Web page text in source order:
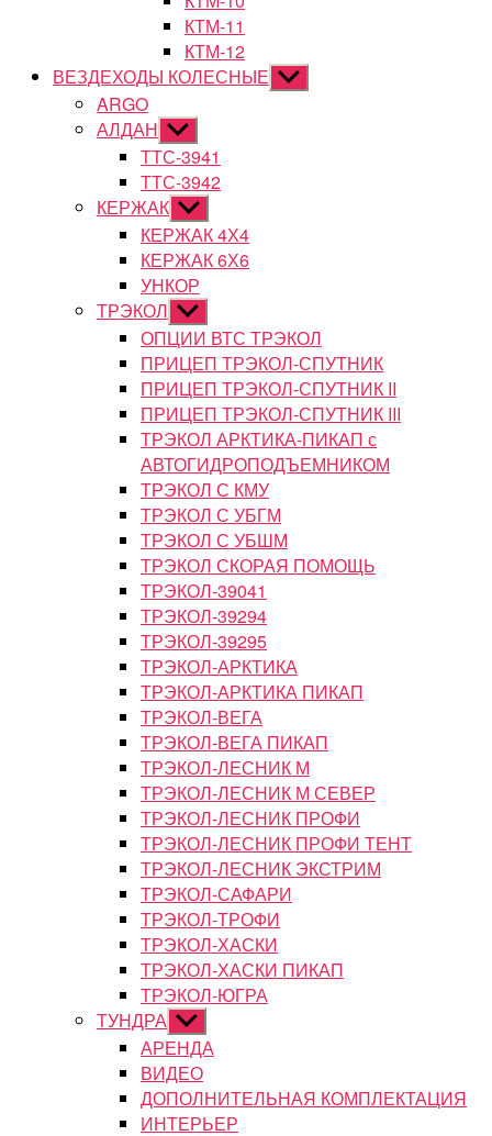
КТМ-11
КТМ-12
ВЕЗДЕХОДЫ КОЛЕСНЫЕ Показывать
подменю
ARGO
АЛДАН Показывать
подменю
ТТС-3941
ТТС-3942
КЕРЖАК Показывать
подменю
КЕРЖАК 4Х4
КЕРЖАК 6Х6
УНКОР
ТРЭКОЛ Показывать
подменю
ОПЦИИ ВТС ТРЭКОЛ
ПРИЦЕП ТРЭКОЛ-СПУТНИК
ПРИЦЕП ТРЭКОЛ-СПУТНИК II
ПРИЦЕП ТРЭКОЛ-СПУТНИК III
ТРЭКОЛ АРКТИКА-ПИКАП с
АВТОГИДРОПОДЪЕМНИКОМ
ТРЭКОЛ С КМУ
ТРЭКОЛ С УБГМ
ТРЭКОЛ С УБШМ
ТРЭКОЛ СКОРАЯ ПОМОЩЬ
ТРЭКОЛ-39041
ТРЭКОЛ-39294
ТРЭКОЛ-39295
ТРЭКОЛ-АРКТИКА
ТРЭКОЛ-АРКТИКА ПИКАП
ТРЭКОЛ-ВЕГА
ТРЭКОЛ-ВЕГА ПИКАП
ТРЭКОЛ-ЛЕСНИК М
ТРЭКОЛ-ЛЕСНИК М СЕВЕР
ТРЭКОЛ-ЛЕСНИК ПРОФИ
ТРЭКОЛ-ЛЕСНИК ПРОФИ ТЕНТ
ТРЭКОЛ-ЛЕСНИК ЭКСТРИМ
ТРЭКОЛ-САФАРИ
ТРЭКОЛ-ТРОФИ
ТРЭКОЛ-ХАСКИ
ТРЭКОЛ-ХАСКИ ПИКАП
ТРЭКОЛ-ЮГРА
ТУНДРА Показывать
подменю
АРЕНДА
ВИДЕО
ДОПОЛНИТЕЛЬНАЯ КОМПЛЕКТАЦИЯ
ИНТЕРЬЕР